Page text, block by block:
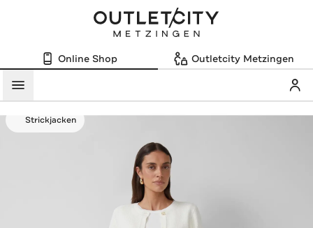
Online Shop Outletcity Metzingen
Menü
Strickjacken